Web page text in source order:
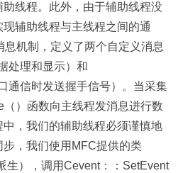
线程。此外，由于辅助线程没
辅助线程与主线程之间的通
机制，定义了两个自定义消息
处理和显示）和
通信时发送握手信号）。当采集
）函数向主线程发消息进行数
，我们的辅助线程必须谨慎地
，我们使用MFC提供的类
生），调用Cevent：：SetEvent